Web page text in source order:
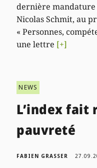
dernière
Nicolas Schmit, au
« Personnes,
une lettre [+]
NEWS
L’index fait
pauvreté
FABIEN GRASSER